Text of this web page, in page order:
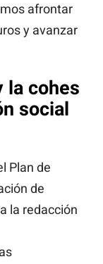
afrontar
y avanzar
la cohes
social
Plan de
de
la redacción